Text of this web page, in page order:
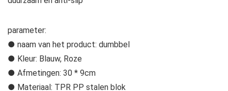
parameter:
● naam van het product: dumbbel
● Kleur: Blauw, Roze
● Afmetingen: 30 * 9cm
● Materiaal: TPR PP stalen blok